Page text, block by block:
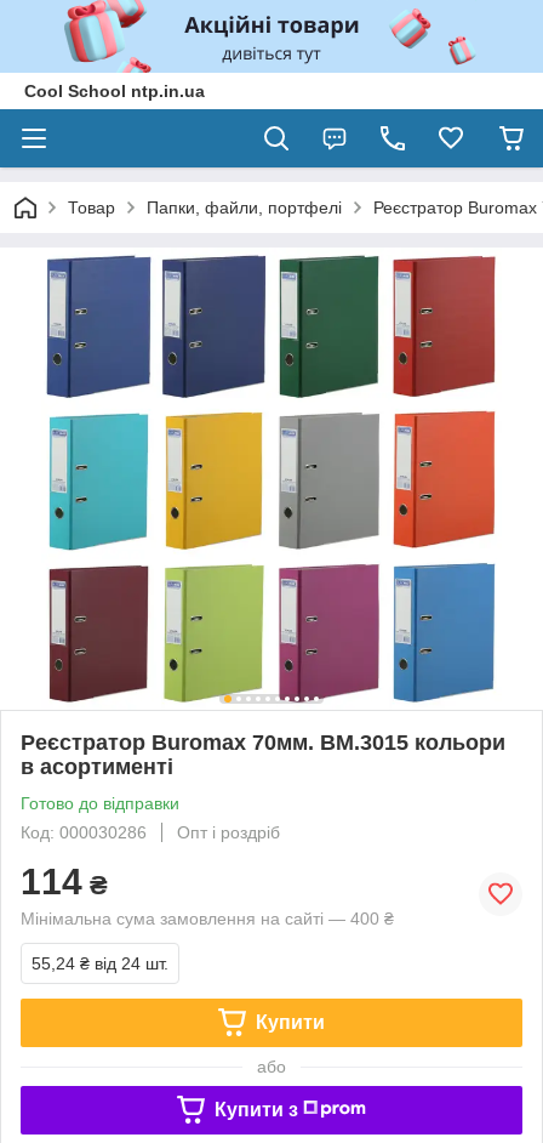
Cool School ntp.in.ua
Товар Папки, файли, портфелі Реєстратор
Реєстратор Buromax 70мм. BM.3015 кольори
в асортименті
Готово до відправки
Код: 000030286
Опт і роздріб
114 ₴
Мінімальна сума замовлення на сайті — 400 ₴
55,24 ₴ від 24 шт.
Купити
або
Купити з